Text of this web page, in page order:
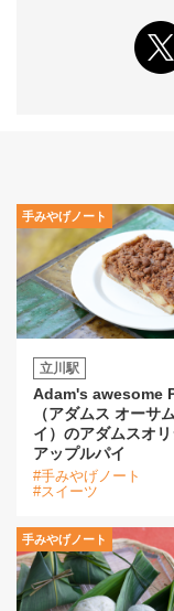
手みやげノート
立川駅
Adam's awesome
（アダムス オーサ
イ）のアダムスオ
アップルパイ
#手みやげノート
#スイーツ
手みやげノート